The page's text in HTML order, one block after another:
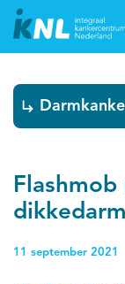
11 september 2021